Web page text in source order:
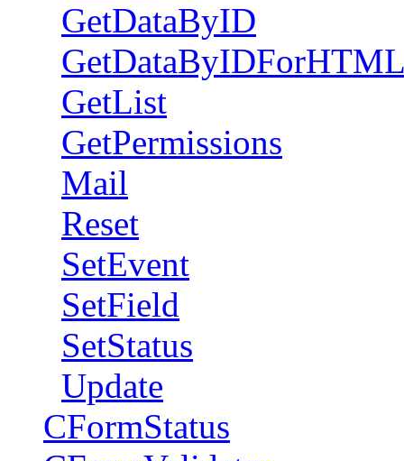
GetDataByID
GetList
GetPermissions
Mail
Reset
SetEvent
SetField
SetStatus
Update
CFormStatus